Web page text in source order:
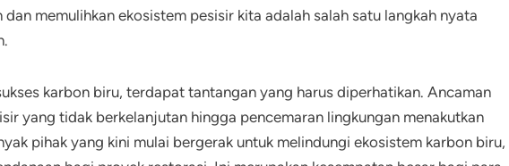
memulihkan ekosistem pesisir kita adalah salah satu langkah nyata
karbon biru, terdapat tantangan yang harus diperhatikan. Ancaman
yang tidak berkelanjutan hingga pencemaran lingkungan menakutkan
pihak yang kini mulai bergerak untuk melindungi ekosistem karbon biru,